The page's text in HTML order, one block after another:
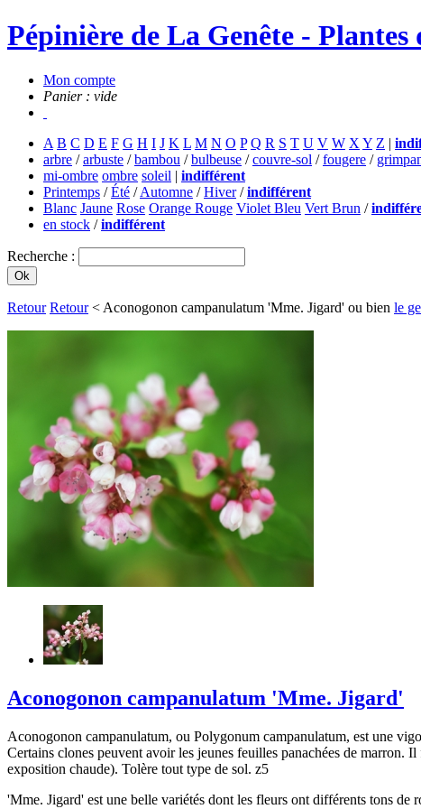
Pépinière de La Genête -
Mon compte
Panier : vide
A B C D E F G H I J K L M N O P Q R S T U V W X Y Z |
arbre /arbuste /bambou /bulbeuse /couvre-sol /fougere /
mi-ombre ombre soleil | indifférent
Printemps /Été /Automne /Hiver/indifférent
Blanc Jaune Rose Orange Rouge Violet Bleu Vert Brun /
en stock /indifférent
Recherche :
Retour Retour< Aconogonon campanulatum 'Mme. Jigard' ou bien le
Aconogonon campanulatum 'Mme. Jigard'
Aconogonon campanulatum, ou Polygonum campanulatum, est une
Certains clones peuvent avoir les jeunes feuilles panachées de marron.
exposition chaude). Tolère tout type de sol. z5
'Mme. Jigard' est une belle variétés dont les fleurs ont différents tons de